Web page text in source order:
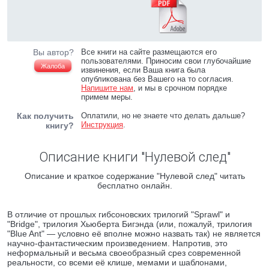
Вы автор?
Жалоба
Все книги на сайте размещаются его
пользователями. Приносим свои глубочайшие
извинения, если Ваша книга была
опубликована без Вашего на то согласия.
Напишите нам, и мы в срочном порядке
примем меры.
Как получить
книгу?
Оплатили, но не знаете что делать дальше?
Инструкция.
Описание книги "Нулевой след"
Описание и краткое содержание "Нулевой след" читать
бесплатно онлайн.
В отличие от прошлых гибсоновских трилогий "Sprawl" и
"Bridge", трилогия Хьюберта Бигэнда (или, пожалуй, трилогия
"Blue Ant" — условно её вполне можно назвать так) не является
научно-фантастическим произведением. Напротив, это
неформальный и весьма своеобразный срез современной
реальности, со всеми её клише, мемами и шаблонами,